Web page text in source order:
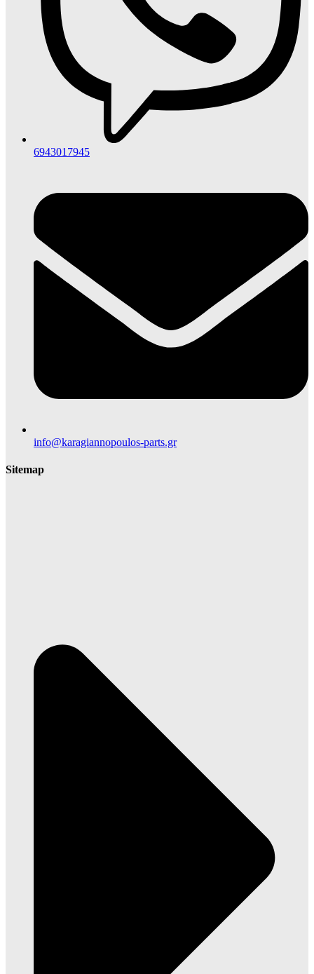
6943017945
info@karagiannopoulos-parts.gr
Sitemap